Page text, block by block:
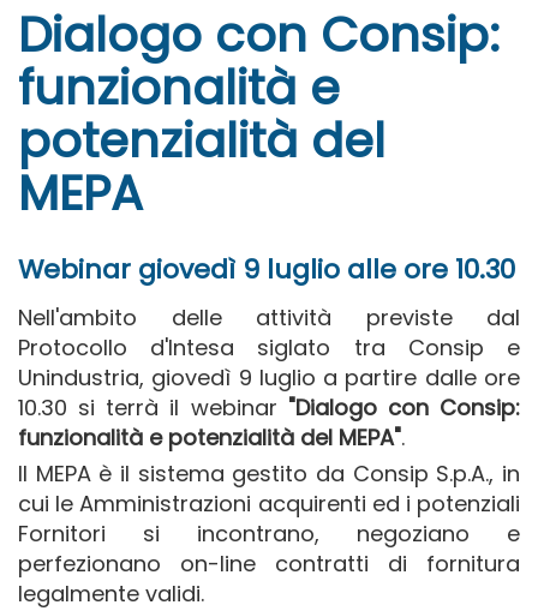
Dialogo con Consip:
funzionalità e
potenzialità del
MEPA
Webinar giovedì 9 luglio alle ore 10.30
Nell'ambito delle attività previste dal
Protocollo d'Intesa siglato tra Consip e
Unindustria, giovedì 9 luglio a partire dalle ore
10.30 si terrà il webinar "Dialogo con Consip:
funzionalità e potenzialità del MEPA".
Il MEPA è il sistema gestito da Consip S.p.A., in
cui le Amministrazioni acquirenti ed i potenziali
Fornitori si incontrano, negoziano e
perfezionano on-line contratti di fornitura
legalmente validi.